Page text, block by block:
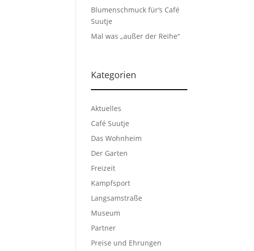
Blumenschmuck für‘s Café
Suutje
Mal was „außer der Reihe“
Kategorien
Aktuelles
Café Suutje
Das Wohnheim
Der Garten
Freizeit
Kampfsport
Langsamstraße
Museum
Partner
Preise und Ehrungen